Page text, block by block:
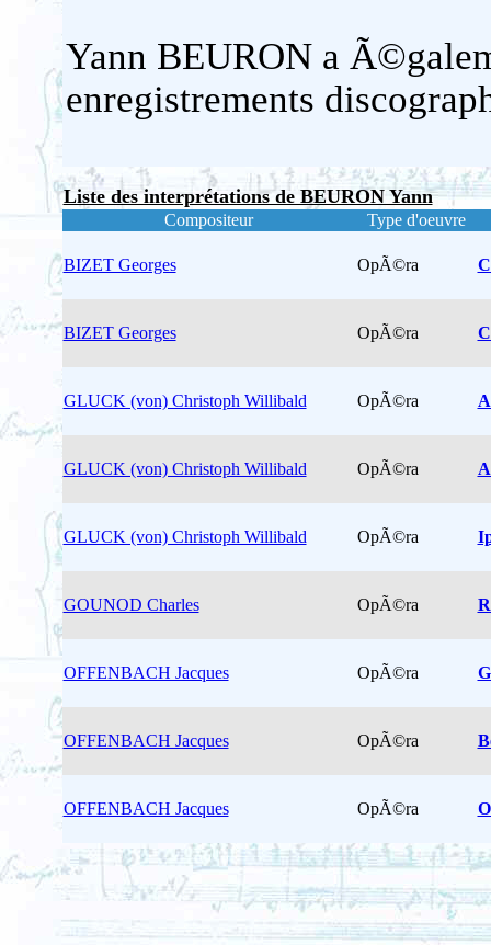
Yann BEURON a
enregistrements
Liste des interprétations de BEURON Yann
Compositeur Type d'oeuvre
BIZET Georges OpÃ©ra
BIZET Georges OpÃ©ra
GLUCK (von) Christoph Willibald OpÃ©ra
GLUCK (von) Christoph Willibald OpÃ©ra
GLUCK (von) Christoph Willibald OpÃ©ra
GOUNOD Charles OpÃ©ra
OFFENBACH Jacques OpÃ©ra
OFFENBACH Jacques OpÃ©ra
OFFENBACH Jacques OpÃ©ra